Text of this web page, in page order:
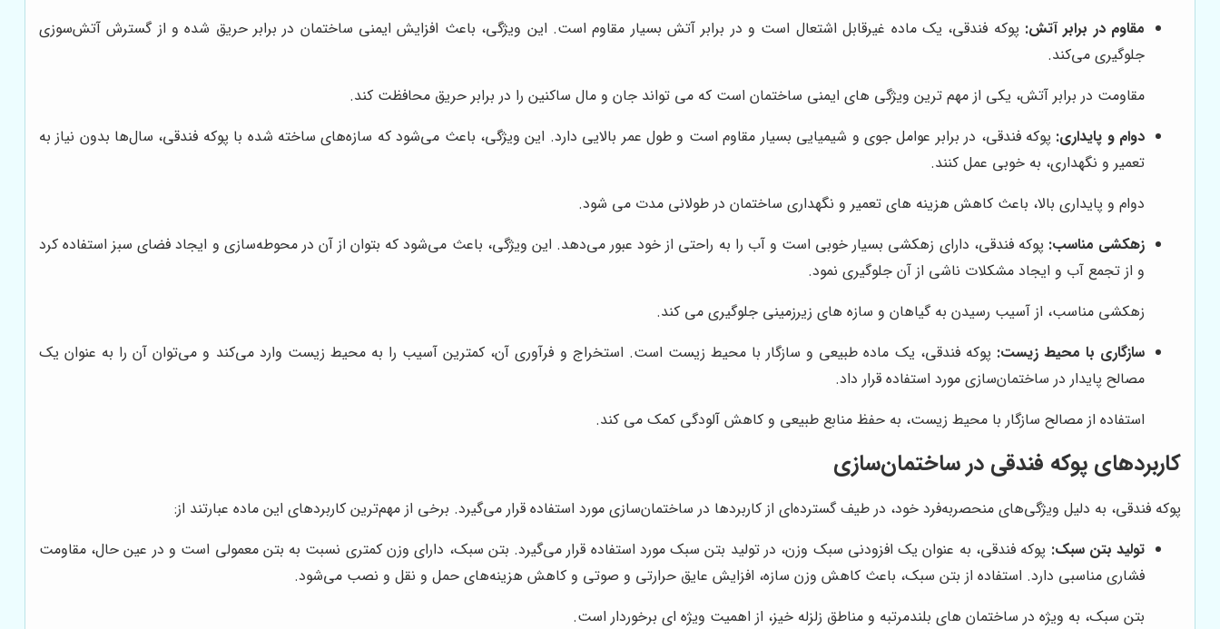
مقاوم در برابر آتش: پوکه فندقی، یک ماده غیرقابل اشتعال است و در برابر آتش بسیار مقاوم است. این ویژگی، باعث افزایش ایمنی ساختمان در برابر حریق شده و از گسترش آتش‌سوزی
جلوگیری می‌کند.
مقاومت در برابر آتش، یکی از مهم ترین ویژگی های ایمنی ساختمان است که می تواند جان و مال ساکنین را در برابر حریق محافظت کند.
دوام و پایداری: پوکه فندقی، در برابر عوامل جوی و شیمیایی بسیار مقاوم است و طول عمر بالایی دارد. این ویژگی، باعث می‌شود که سازه‌های ساخته شده با پوکه فندقی، سال‌ها بدون نیاز به
تعمیر و نگهداری، به خوبی عمل کنند.
دوام و پایداری بالا، باعث کاهش هزینه های تعمیر و نگهداری ساختمان در طولانی مدت می شود.
زهکشی مناسب: پوکه فندقی، دارای زهکشی بسیار خوبی است و آب را به راحتی از خود عبور می‌دهد. این ویژگی، باعث می‌شود که بتوان از آن در محوطه‌سازی و ایجاد فضای سبز استفاده کرد
و از تجمع آب و ایجاد مشکلات ناشی از آن جلوگیری نمود.
زهکشی مناسب، از آسیب رسیدن به گیاهان و سازه های زیرزمینی جلوگیری می کند.
سازگاری با محیط زیست: پوکه فندقی، یک ماده طبیعی و سازگار با محیط زیست است. استخراج و فرآوری آن، کمترین آسیب را به محیط زیست وارد می‌کند و می‌توان آن را به عنوان یک
مصالح پایدار در ساختمان‌سازی مورد استفاده قرار داد.
استفاده از مصالح سازگار با محیط زیست، به حفظ منابع طبیعی و کاهش آلودگی کمک می کند.
کاربردهای پوکه فندقی در ساختمان‌سازی
پوکه فندقی، به دلیل ویژگی‌های منحصربه‌فرد خود، در طیف گسترده‌ای از کاربردها در ساختمان‌سازی مورد استفاده قرار می‌گیرد. برخی از مهم‌ترین کاربردهای این ماده عبارتند از:
تولید بتن سبک: پوکه فندقی، به عنوان یک افزودنی سبک وزن، در تولید بتن سبک مورد استفاده قرار می‌گیرد. بتن سبک، دارای وزن کمتری نسبت به بتن معمولی است و در عین حال، مقاومت
فشاری مناسبی دارد. استفاده از بتن سبک، باعث کاهش وزن سازه، افزایش عایق حرارتی و صوتی و کاهش هزینه‌های حمل و نقل و نصب می‌شود.
بتن سبک، به ویژه در ساختمان های بلندمرتبه و مناطق زلزله خیز، از اهمیت ویژه ای برخوردار است.